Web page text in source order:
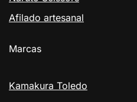
Afilado artesanal
Marcas
Kamakura Toledo